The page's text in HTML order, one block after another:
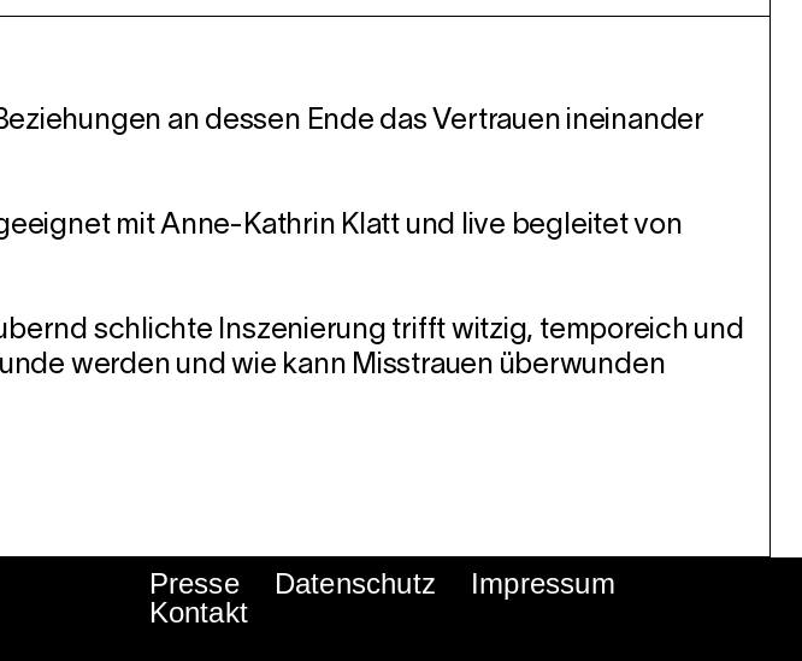
an dessen Ende das Vertrauen ineinander
mit Anne-Kathrin Klatt und live begleitet von
schlichte Inszenierung trifft witzig, temporeich und
werden und wie kann Misstrauen überwunden
Presse Datenschutz
Impressum
Kontakt